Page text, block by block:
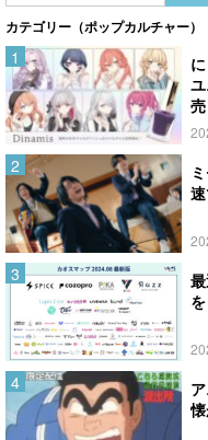
カテゴリー（ポップカルチャー）
売